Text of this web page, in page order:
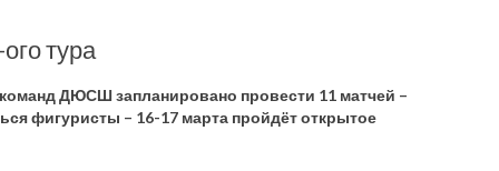
тура
ДЮСШ запланировано провести 11 матчей –
фигуристы – 16-17 марта пройдёт открытое